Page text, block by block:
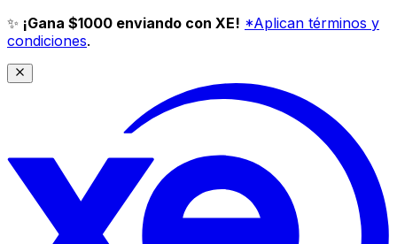
✨ ¡Gana $1000 enviando con XE! *Aplican términos y
condiciones.